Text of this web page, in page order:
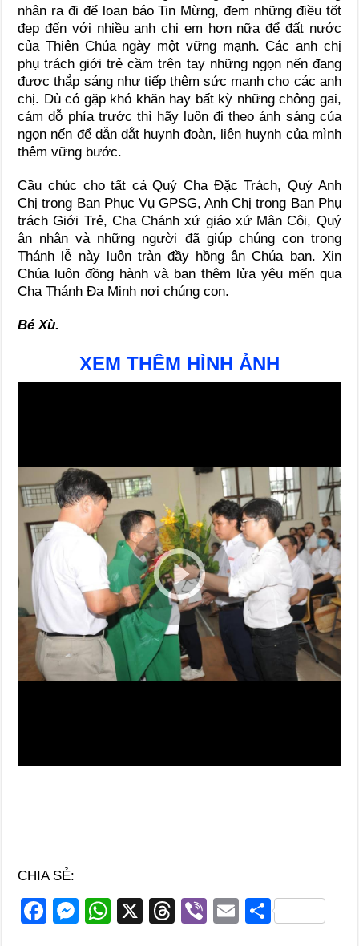
nhân ra đi để loan báo Tin Mừng, đem những điều tốt
đẹp đến với nhiều anh chị em hơn nữa để đất nước
của Thiên Chúa ngày một vững mạnh. Các anh chị
phụ trách giới trẻ cầm trên tay những ngọn nến đang
được thắp sáng như tiếp thêm sức mạnh cho các anh
chị. Dù có gặp khó khăn hay bất kỳ những chông gai,
cám dỗ phía trước thì hãy luôn đi theo ánh sáng của
ngọn nến để dẫn dắt huynh đoàn, liên huynh của mình
thêm vững bước.
Cầu chúc cho tất cả Quý Cha Đặc Trách, Quý Anh
Chị trong Ban Phục Vụ GPSG, Anh Chị trong Ban Phụ
trách Giới Trẻ, Cha Chánh xứ giáo xứ Mân Côi, Quý
ân nhân và những người đã giúp chúng con trong
Thánh lễ này luôn tràn đầy hồng ân Chúa ban. Xin
Chúa luôn đồng hành và ban thêm lửa yêu mến qua
Cha Thánh Đa Minh nơi chúng con.
Bé Xù.
XEM THÊM HÌNH ẢNH
CHIA SẺ:
F
M
W
X
T
Vi
E S